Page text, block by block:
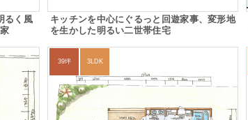
るく風
キッチンを中心にぐるっと回遊家事、変形地
を生かした明るい二世帯住宅
39坪 3LDK